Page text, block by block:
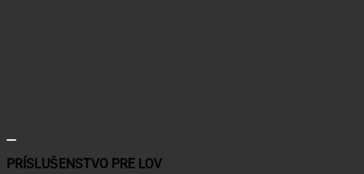
PRÍSLUŠENSTVO PRE LOV